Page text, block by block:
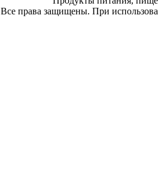
Все права защищены. При